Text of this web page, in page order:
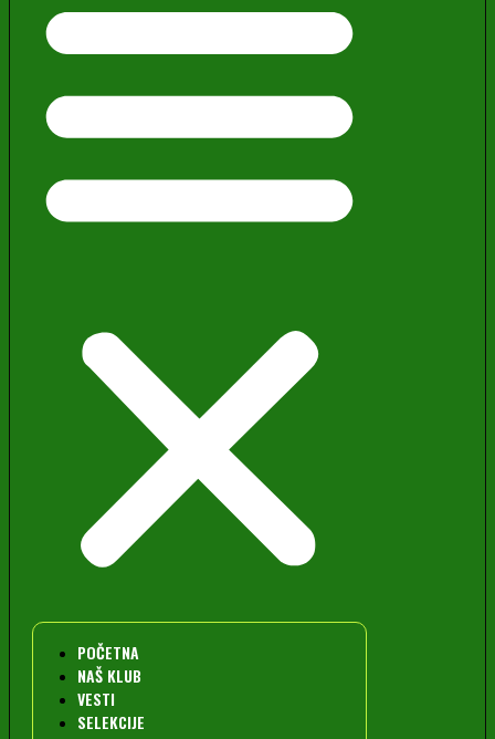
POČETNA
NAŠ KLUB
VESTI
SELEKCIJE